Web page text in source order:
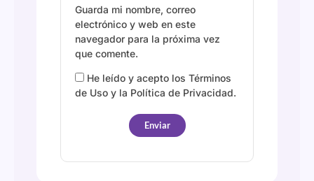
Guarda mi nombre, correo
electrónico y web en este
navegador para la próxima vez
que comente.
He leído y acepto los Términos
de Uso y la Política de Privacidad.